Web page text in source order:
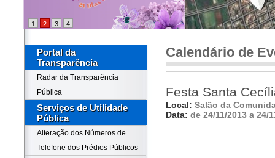
1 2 3 4
Portal da
Transparência
Radar da Transparência
Pública
Serviços de Utilidade
Pública
Alteração dos Números de
Telefone dos Prédios Públicos
Calendário de
Festa Santa
Local: Salão da
Data: de 24/11/2013 a 24/